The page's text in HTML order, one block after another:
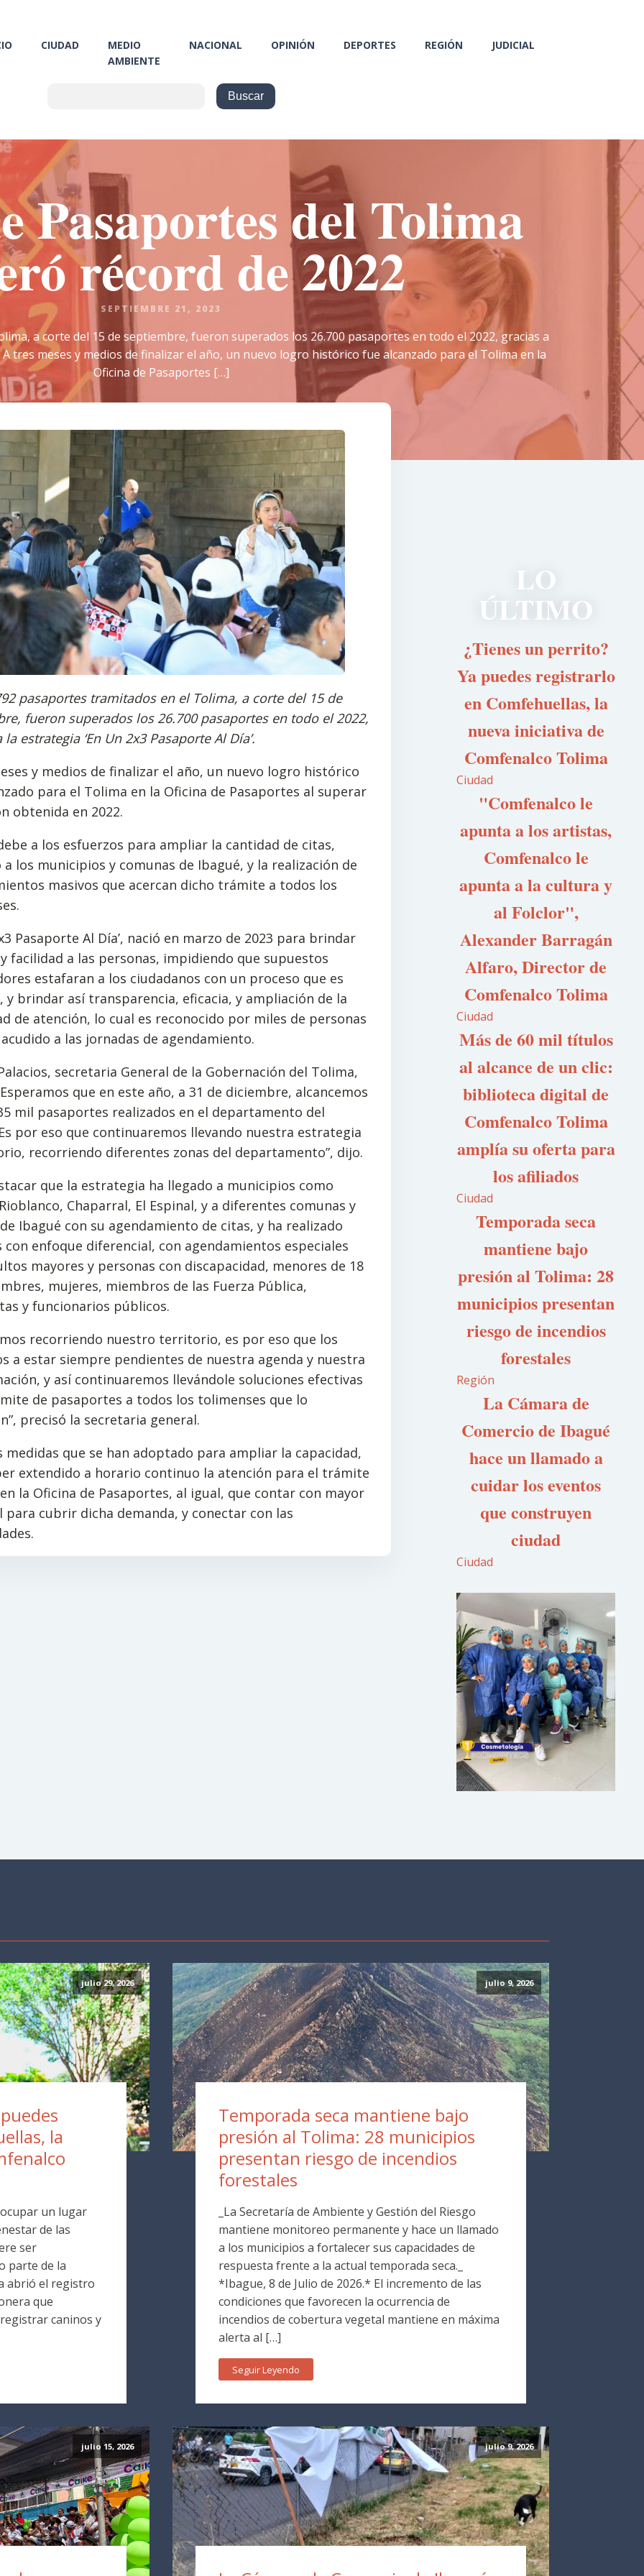
CIUDAD
MEDIO
AMBIENTE
NACIONAL OPINIÓN DEPORTES REGIÓN JUDICIAL
Pasaportes del Tolima
récord de 2022
SEPTIEMBRE 21, 2023
a corte del 15 de septiembre, fueron superados los 26.700 pasaportes en todo el 2022, gracias a
A tres meses y medios de finalizar el año, un nuevo logro histórico fue alcanzado para el Tolima en la
Oficina de Pasaportes […]
pasaportes tramitados en el Tolima, a corte del 15 de
fueron superados los 26.700 pasaportes en todo el 2022,
la estrategia ‘En Un 2x3 Pasaporte Al Día’.
y medios de finalizar el año, un nuevo logro histórico
para el Tolima en la Oficina de Pasaportes al superar
obtenida en 2022.
a los esfuerzos para ampliar la cantidad de citas,
a los municipios y comunas de Ibagué, y la realización de
masivos que acercan dicho trámite a todos los
Pasaporte Al Día’, nació en marzo de 2023 para brindar
facilidad a las personas, impidiendo que supuestos
estafaran a los ciudadanos con un proceso que es
y brindar así transparencia, eficacia, y ampliación de la
de atención, lo cual es reconocido por miles de personas
a las jornadas de agendamiento.
secretaria General de la Gobernación del Tolima,
que en este año, a 31 de diciembre, alcancemos
mil pasaportes realizados en el departamento del
por eso que continuaremos llevando nuestra estrategia
recorriendo diferentes zonas del departamento”, dijo.
que la estrategia ha llegado a municipios como
Chaparral, El Espinal, y a diferentes comunas y
Ibagué con su agendamiento de citas, y ha realizado
con enfoque diferencial, con agendamientos especiales
mayores y personas con discapacidad, menores de 18
mujeres, miembros de las Fuerza Pública,
y funcionarios públicos.
recorriendo nuestro territorio, es por eso que los
a estar siempre pendientes de nuestra agenda y nuestra
y así continuaremos llevándole soluciones efectivas
de pasaportes a todos los tolimenses que lo
precisó la secretaria general.
medidas que se han adoptado para ampliar la capacidad,
extendido a horario continuo la atención para el trámite
la Oficina de Pasaportes, al igual, que contar con mayor
para cubrir dicha demanda, y conectar con las
LO
ÚLTIMO
¿Tienes un perrito?
Ya puedes registrarlo
en Comfehuellas, la
nueva iniciativa de
Comfenalco Tolima
Ciudad
"Comfenalco le
apunta a los artistas,
Comfenalco le
apunta a la cultura y
al Folclor",
Alexander Barragán
Alfaro, Director de
Comfenalco Tolima
Ciudad
Más de 60 mil títulos
al alcance de un clic:
biblioteca digital de
Comfenalco Tolima
amplía su oferta para
los afiliados
Ciudad
Temporada seca
mantiene bajo
presión al Tolima: 28
municipios presentan
riesgo de incendios
forestales
Región
La Cámara de
Comercio de Ibagué
hace un llamado a
cuidar los eventos
que construyen
ciudad
Ciudad
julio 29, 2026
la
un lugar
de las
ser
parte de la
abrió el registro
que
caninos y
julio 15, 2026
julio 9, 2026
Temporada seca mantiene bajo
presión al Tolima: 28 municipios
presentan riesgo de incendios
forestales
_La Secretaría de Ambiente y Gestión del Riesgo
mantiene monitoreo permanente y hace un llamado
a los municipios a fortalecer sus capacidades de
respuesta frente a la actual temporada seca._
*Ibague, 8 de Julio de 2026.* El incremento de las
condiciones que favorecen la ocurrencia de
incendios de cobertura vegetal mantiene en máxima
alerta al […]
Seguir Leyendo
julio 9, 2026